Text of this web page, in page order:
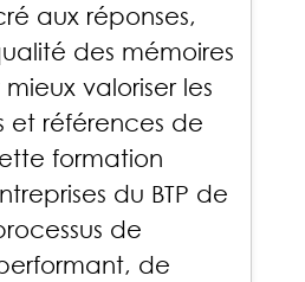
aux réponses,
des mémoires
valoriser les
et références de
formation
du BTP de
de
de